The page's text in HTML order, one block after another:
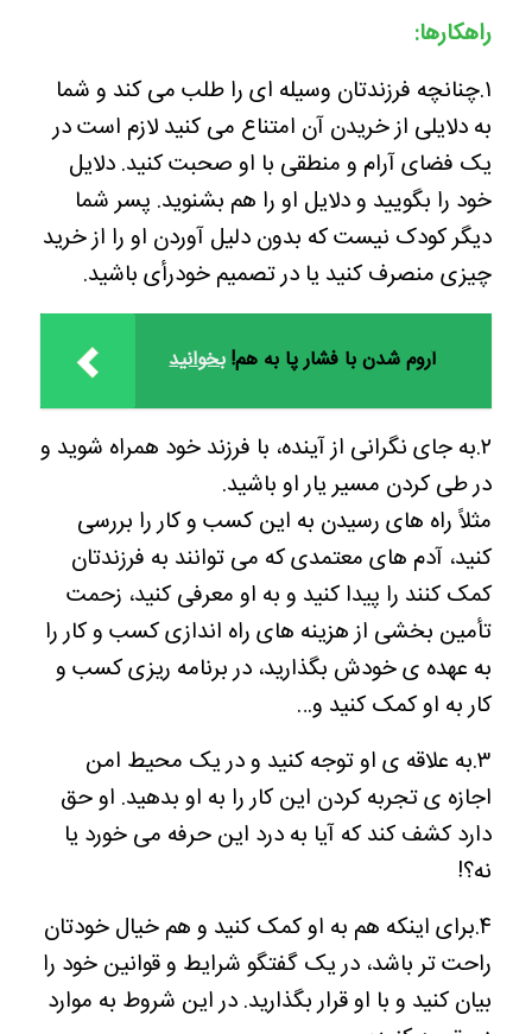
راهکارها:
۱.چنانچه فرزندتان وسیله ای را طلب می کند و شما
به دلایلی از خریدن آن امتناع می کنید لازم است در
یک فضای آرام و منطقی با او صحبت کنید. دلایل
خود را بگویید و دلایل او را هم بشنوید. پسر شما
دیگر کودک نیست که بدون دلیل آوردن او را از خرید
چیزی منصرف کنید یا در تصمیم خودرأی باشید.
بخوانیدآروم شدن با فشار پا به هم!
۲.به جای نگرانی از آینده، با فرزند خود همراه شوید و
در طی کردن مسیر یار او باشید.
مثلاً راه های رسیدن به این کسب و کار را بررسی
کنید، آدم های معتمدی که می توانند به فرزندتان
کمک کنند را پیدا کنید و به او معرفی کنید، زحمت
تأمین بخشی از هزینه های راه اندازی کسب و کار را
به عهده ی خودش بگذارید، در برنامه ریزی کسب و
کار به او کمک کنید و…
۳.به علاقه ی او توجه کنید و در یک محیط امن
اجازه ی تجربه کردن این کار را به او بدهید. او حق
دارد کشف کند که آیا به درد این حرفه می خورد یا
نه؟!
۴.برای اینکه هم به او کمک کنید و هم خیال خودتان
راحت تر باشد، در یک گفتگو شرایط و قوانین خود را
بیان کنید و با او قرار بگذارید. در این شروط به موارد